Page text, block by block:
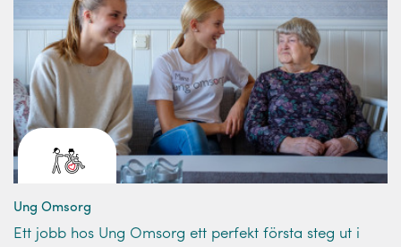
Ung Omsorg
Ett jobb hos Ung Omsorg ett perfekt första steg ut i